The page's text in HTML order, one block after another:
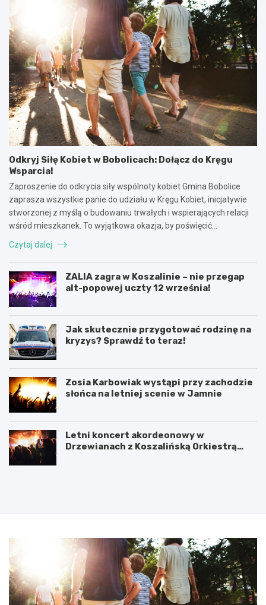
Odkryj Siłę Kobiet w Bobolicach: Dołącz do Kręgu
Wsparcia!
Zaproszenie do odkrycia siły wspólnoty kobiet Gmina Bobolice
zaprasza wszystkie panie do udziału w Kręgu Kobiet, inicjatywie
stworzonej z myślą o budowaniu trwałych i wspierających relacji
wśród mieszkanek. To wyjątkowa okazja, by poświęcić…
Czytaj dalej
ZALIA zagra w Koszalinie – nie przegap
alt-popowej uczty 12 września!
Jak skutecznie przygotować rodzinę na
kryzys? Sprawdź to teraz!
Zosia Karbowiak wystąpi przy zachodzie
słońca na letniej scenie w Jamnie
Letni koncert akordeonowy w
Drzewianach z Koszalińską Orkiestrą
P
e
u
m
o
5
2
5
:
N